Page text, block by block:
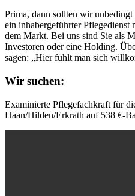
Prima, dann sollten wir
ein inhabergeführter Pflegedienst
dem Markt. Bei uns sind Sie als
Investoren oder eine Holding.
sagen: „Hier fühlt man sich
Wir suchen:
Examinierte Pflegefachkraft für
Haan/Hilden/Erkrath auf 538 €-